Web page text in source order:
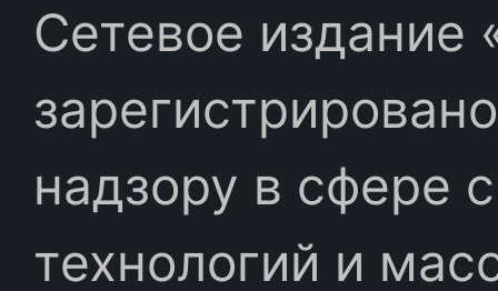
Сетевое издание
надзору в сфере
технологий и